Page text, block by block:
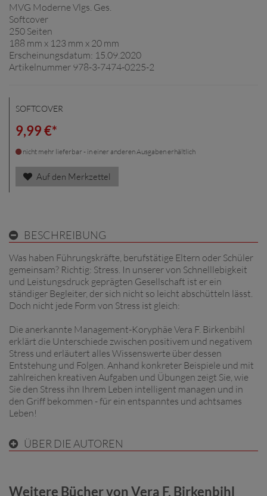
MVG Moderne Vlgs. Ges.
Softcover
250 Seiten
188 mm x 123 mm x 20 mm
Erscheinungsdatum: 15.09.2020
Artikelnummer 978-3-7474-0225-2
SOFTCOVER
9,99 €*
nicht mehr lieferbar - in einer anderen Ausgaben erhältlich
Auf den Merkzettel
BESCHREIBUNG
Was haben Führungskräfte, berufstätige Eltern oder Schüler
gemeinsam? Richtig: Stress. In unserer von Schnelllebigkeit
und Leistungsdruck geprägten Gesellschaft ist er ein
ständiger Begleiter, der sich nicht so leicht abschütteln lässt.
Doch nicht jede Form von Stress ist gleich:
Die anerkannte Management-Koryphäe Vera F. Birkenbihl
erklärt die Unterschiede zwischen positivem und negativem
Stress und erläutert alles Wissenswerte über dessen
Entstehung und Folgen. Anhand konkreter Beispiele und mit
zahlreichen kreativen Aufgaben und Übungen zeigt Sie, wie
Sie den Stress ihn Ihrem Leben intelligent managen und in
den Griff bekommen - für ein entspanntes und achtsames
Leben!
ÜBER DIE AUTOREN
Weitere Bücher von Vera F. Birkenbihl